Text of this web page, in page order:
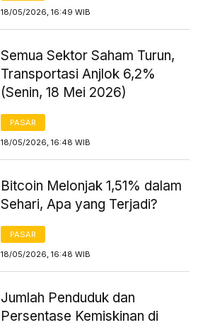
18/05/2026, 16:49 WIB
Semua Sektor Saham Turun,
Transportasi Anjlok 6,2%
(Senin, 18 Mei 2026)
PASAR
18/05/2026, 16:48 WIB
Bitcoin Melonjak 1,51% dalam
Sehari, Apa yang Terjadi?
PASAR
18/05/2026, 16:48 WIB
Jumlah Penduduk dan
Persentase Kemiskinan di